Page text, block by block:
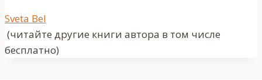
Метки
записи:
Sveta Bel
(читайте другие книги автора в том числе
бесплатно)